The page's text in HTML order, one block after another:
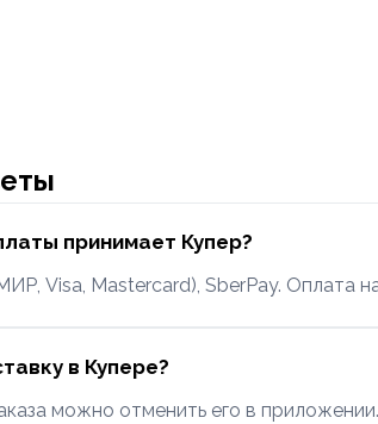
принимает Купер?
Visa, Mastercard), SberPay. Оплата
в Купере?
можно отменить его в